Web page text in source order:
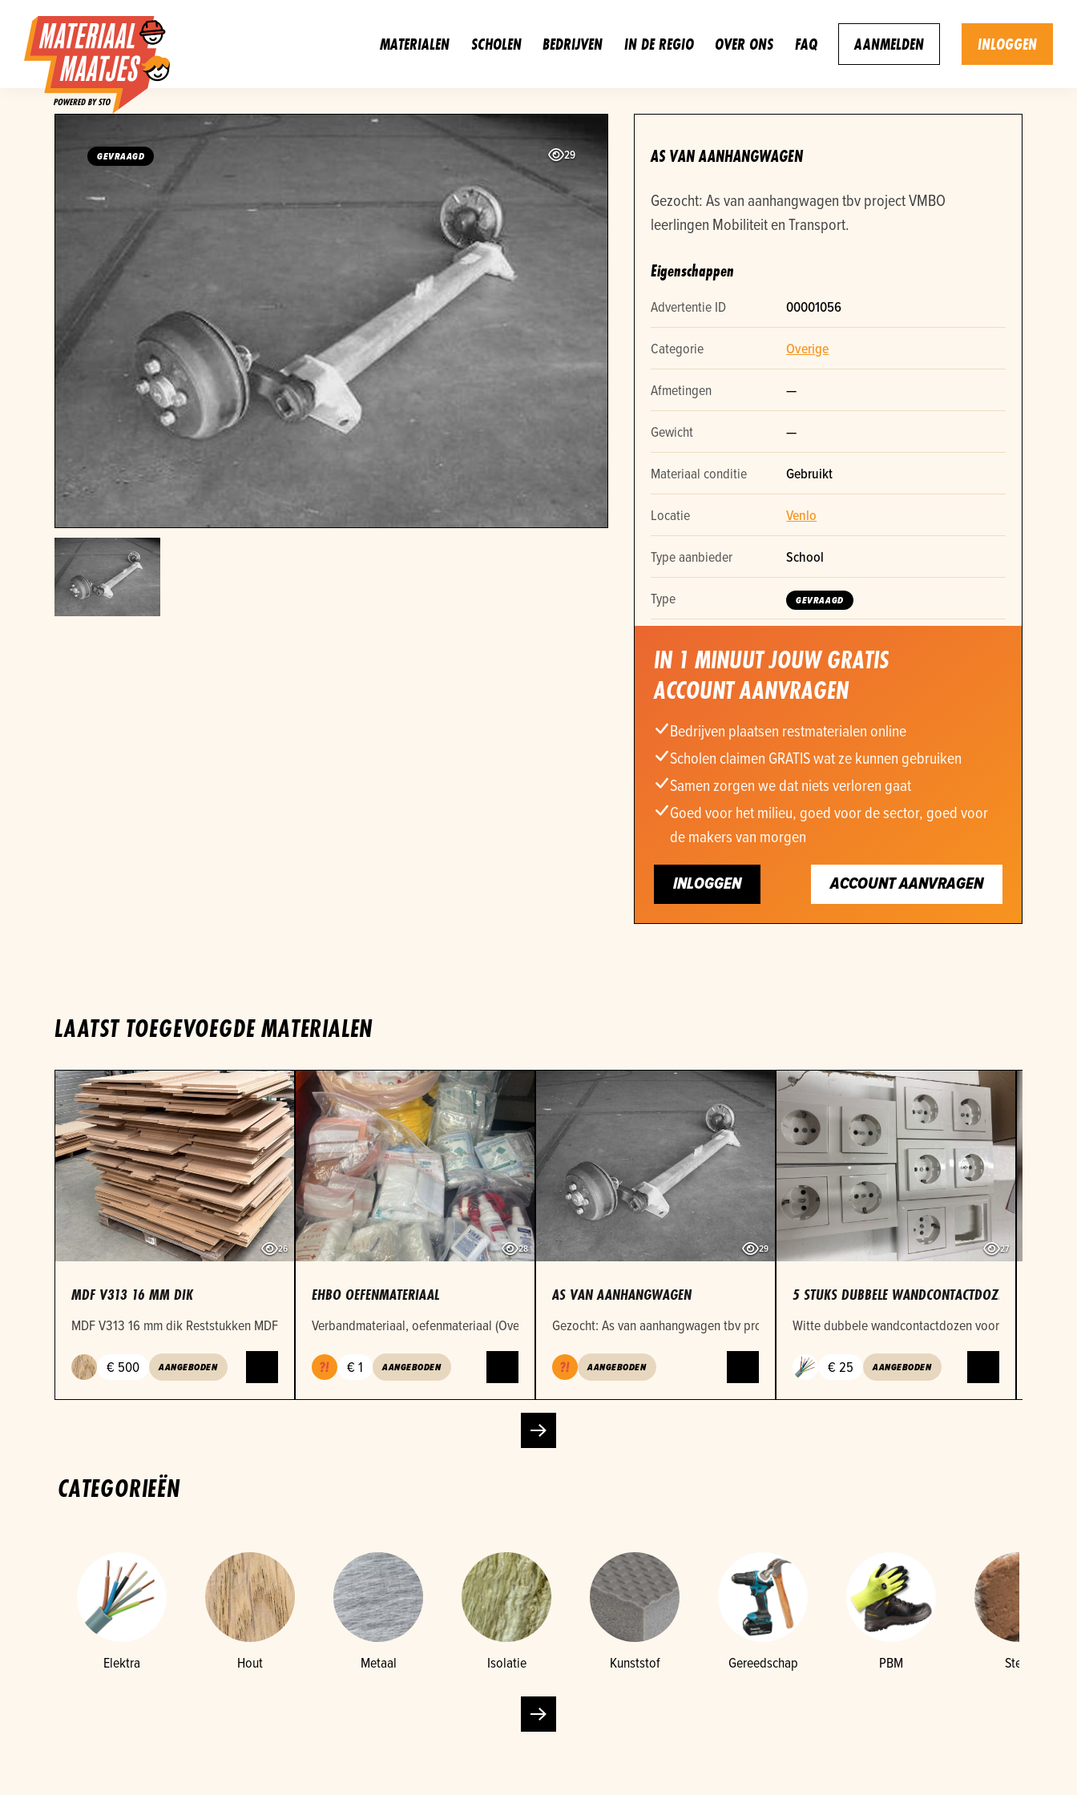
MATERIALEN SCHOLEN BEDRIJVEN IN DE REGIO OVER ONS FAQ AANMELDEN INLOGGEN
29
GEVRAAGD AS VAN AANHANGWAGEN
Gezocht: As van aanhangwagen tbv project VMBO
leerlingen Mobiliteit en Transport.
Eigenschappen
Advertentie ID 00001056
Categorie Overige
Afmetingen —
Gewicht —
Materiaal conditie Gebruikt
Locatie Venlo
Type aanbieder School
Type GEVRAAGD
IN 1 MINUUT JOUW GRATIS
ACCOUNT AANVRAGEN
Bedrijven plaatsen restmaterialen online
Scholen claimen GRATIS wat ze kunnen gebruiken
Samen zorgen we dat niets verloren gaat
Goed voor het milieu, goed voor de sector, goed voor
de makers van morgen
INLOGGEN ACCOUNT AANVRAGEN
LAATST TOEGEVOEGDE MATERIALEN
26
MDF V313 16 MM DIK
MDF V313 16 mm dik Reststukken MDF 16mm in verschillende afmetingen
€ 500 AANGEBODEN
28
EHBO OEFENMATERIAAL
Verbandmateriaal, oefenmateriaal (Over datum)
€ 1 AANGEBODEN
29
AS VAN AANHANGWAGEN
Gezocht: As van aanhangwagen tbv project VMBO leerlingen Mobiliteit en Transport.
AANGEBODEN
27
5 STUKS DUBBELE WANDCONTACTDOZEN VIMAR
Witte dubbele wandcontactdozen voor
€ 25 AANGEBODEN
CATEGORIEËN
Elektra Hout Metaal Isolatie Kunststof Gereedschap PBM Steen